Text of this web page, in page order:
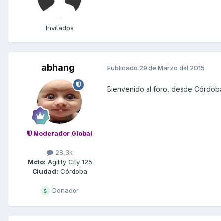
Invitados
abhang
Moderador Global
28,3k
Moto: Agility City 125
Ciudad: Córdoba
Donador
Publicado 29 de Marzo del 2015
Bienvenido al foro, desde